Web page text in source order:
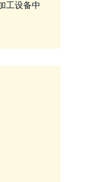
工设备中